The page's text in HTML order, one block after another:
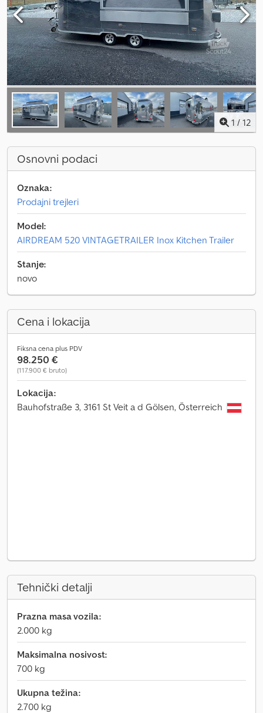
1 / 12
Osnovni podaci
Oznaka:
Prodajni trejleri
Model:
AIRDREAM 520 VINTAGETRAILER Inox Kitchen Trailer
Stanje:
novo
Cena i lokacija
Fiksna cena plus PDV
98.250 €
(117.900 € bruto)
Lokacija:
Bauhofstraße 3, 3161 St Veit a d Gölsen, Österreich
Tehnički detalji
Prazna masa vozila:
2.000 kg
Maksimalna nosivost:
700 kg
Ukupna težina:
2.700 kg